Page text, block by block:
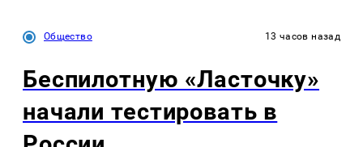
Общество 13 часов назад
Беспилотную «Ласточку»
начали тестировать в